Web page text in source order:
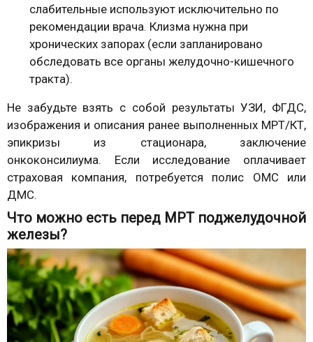
слабительные используют исключительно по
рекомендации врача. Клизма нужна при
хронических запорах (если запланировано
обследовать все органы желудочно-кишечного
тракта).
Не забудьте взять с собой результаты УЗИ, ФГДС,
изображения и описания ранее выполненных МРТ/КТ,
эпикризы из стационара, заключение
онкоконсилиума. Если исследование оплачивает
страховая компания, потребуется полис ОМС или
ДМС.
Что можно есть перед МРТ поджелудочной
железы?